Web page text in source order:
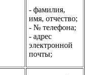
- фамилия,
имя, отчество;
- № телефона;
- адрес
электронной
почты;